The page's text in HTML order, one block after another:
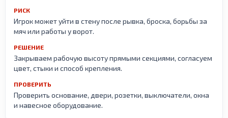
РИСК
Игрок может уйти в стену после рывка, броска, борьбы за
мяч или работы у ворот.
РЕШЕНИЕ
Закрываем рабочую высоту прямыми секциями, согласуем
цвет, стыки и способ крепления.
ПРОВЕРИТЬ
Проверить основание, двери, розетки, выключатели, окна
и навесное оборудование.